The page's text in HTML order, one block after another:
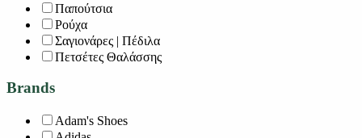
Παπούτσια
Ρούχα
Σαγιονάρες | Πέδιλα
Πετσέτες Θαλάσσης
Brands
Adam's Shoes